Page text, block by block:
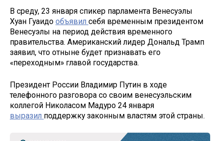
В среду, 23 января спикер парламента Венесуэлы
Хуан Гуаидо объявил себя временным президентом
Венесуэлы на период действия временного
правительства. Американский лидер Дональд Трамп
заявил, что отныне будет признавать его
«переходным» главой государства.
Президент России Владимир Путин в ходе
телефонного разговора со своим венесуэльским
коллегой Николасом Мадуро 24 января
выразил поддержку законным властям этой страны.